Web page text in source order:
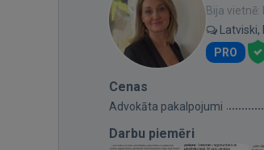
Bija vietnē:
PRO
Cenas
Advokāta pakalpojumi
Darbu piemēri